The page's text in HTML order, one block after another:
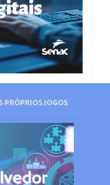
PRÓPRIOS JOGOS